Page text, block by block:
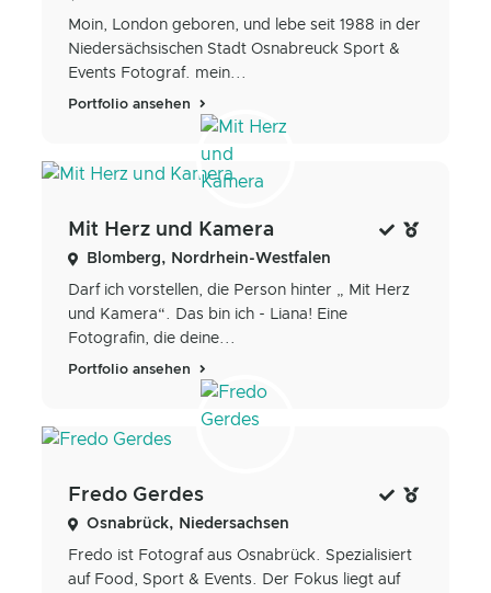
Moin, London geboren, und lebe seit 1988 in der
Niedersächsischen Stadt Osnabreuck Sport &
Events Fotograf. mein...
Portfolio ansehen
Mit Herz und Kamera
Blomberg, Nordrhein-Westfalen
Darf ich vorstellen, die Person hinter „ Mit Herz
und Kamera“. Das bin ich - Liana! Eine
Fotografin, die deine...
Portfolio ansehen
Fredo Gerdes
Osnabrück, Niedersachsen
Fredo ist Fotograf aus Osnabrück. Spezialisiert
auf Food, Sport & Events. Der Fokus liegt auf